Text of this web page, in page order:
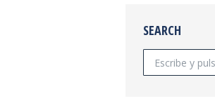
SEARCH